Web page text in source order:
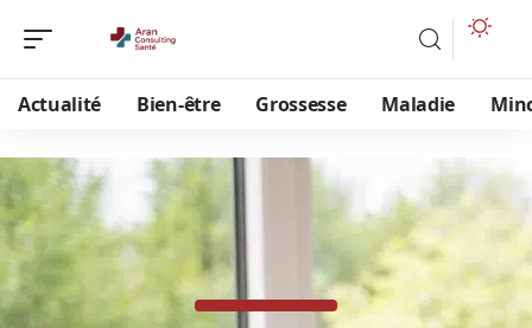
Actualité Bien-être Grossesse Maladie